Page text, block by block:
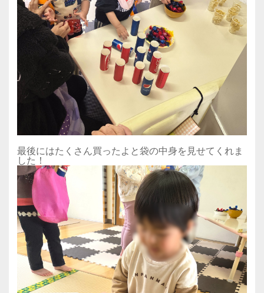
最後にはたくさん買ったよと袋の中身を見せてくれま
した！